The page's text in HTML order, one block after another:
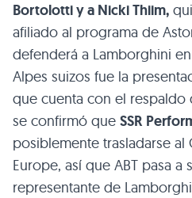
Bortolotti y a Nicki Thiim,
afiliado al programa de
defenderá a Lamborghini
Alpes suizos fue la
que cuenta con el respaldo
se confirmó que SSR
posiblemente trasladarse al
Europe, así que ABT pasa a
representante de